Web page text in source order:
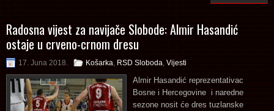
Radosna vijest za navijače Slobode: Almir Hasandić
ostaje u crveno-crnom dresu
17. Juna 2018. Košarka RSD Sloboda Vijesti
Almir Hasandić reprezentativac
Bosne i Hercegovine i naredne
sezone nosit će dres tuzlanske